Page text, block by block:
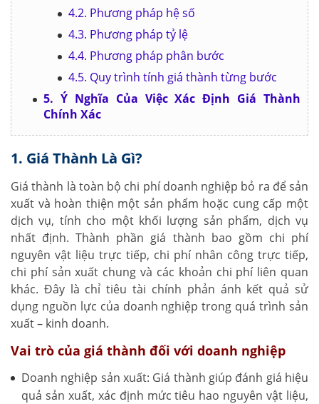
4.2. Phương pháp hệ số
4.3. Phương pháp tỷ lệ
4.4. Phương pháp phân bước
4.5. Quy trình tính giá thành từng bước
5. Ý Nghĩa Của Việc Xác Định Giá Thành
Chính Xác
1. Giá Thành Là Gì?
Giá thành là toàn bộ chi phí doanh nghiệp bỏ ra để sản
xuất và hoàn thiện một sản phẩm hoặc cung cấp một
dịch vụ, tính cho một khối lượng sản phẩm, dịch vụ
nhất định. Thành phần giá thành bao gồm chi phí
nguyên vật liệu trực tiếp, chi phí nhân công trực tiếp,
chi phí sản xuất chung và các khoản chi phí liên quan
khác. Đây là chỉ tiêu tài chính phản ánh kết quả sử
dụng nguồn lực của doanh nghiệp trong quá trình sản
xuất – kinh doanh.
Vai trò của giá thành đối với doanh nghiệp
Doanh nghiệp sản xuất: Giá thành giúp đánh giá hiệu
quả sản xuất, xác định mức tiêu hao nguyên vật liệu,